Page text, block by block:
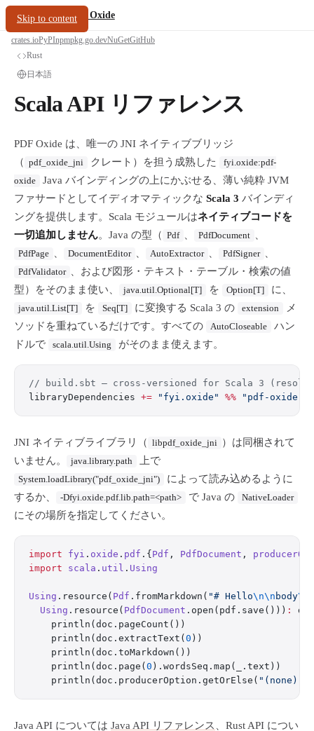
Skip to content
oxide.fyi/PDF Oxide
crates.ioPyPInpmpkg.go.devNuGetGitHub
Rust
日本語
Scala API リファレンス
PDF Oxide は、唯一の JNI ネイティブブリッジ
（ pdf_oxide_jni クレート）を担う成熟した
fyi.oxide:pdf-
oxide
Java バインディングの上にかぶせる、薄い純粋 JVM
ファサードとしてイディオマティックな Scala 3 バインディ
ングを提供します。Scala モジュールはネイティブコードを
一切追加しません。Java の型（ Pdf PdfDocument
PdfPage DocumentEditor AutoExtractor PdfSigner
PdfValidator
、および図形・テキスト・テーブル・検索の値
型）をそのまま使い、
java.util.Optional[T] を Option[T] に、
java.util.List[T] を Seq[T] に変換する Scala 3 の extension
メ
ソッドを重ねているだけです。すべての
AutoCloseable
ハン
ドルで
scala.util.Using がそのまま使えます。
// build.sbt — cross-versioned for Scala 3
libraryDependencies += "fyi.oxide" %% "pdf-oxide-
JNI ネイティブライブラリ（ libpdf_oxide_jni ）は同梱されて
いません。
java.library.path 上で
System.loadLibrary("pdf_oxide_jni")
によって読み込めるように
するか、
-Dfyi.oxide.pdf.lib.path=<path> で Java の NativeLoader
にその場所を指定してください。
import fyi . oxide . pdf .{ Pdf , PdfDocument ,
import scala . util . Using
Using .resource( Pdf .fromMarkdown( "# Hello\n\n body\n
  Using
.resource( PdfDocument .open(pdf.save())) :
    println(doc.pageCount())
    println(doc.extractText(
0 ))
    println(doc.toMarkdown())
    println(doc.page(
0
    println(doc.producerOption.getOrElse(
"(none)"
Java API については Java API リファレンス
、Rust API につい